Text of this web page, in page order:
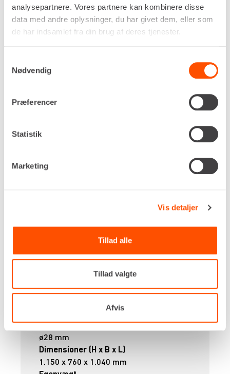
analysepartnere. Vores partnere kan kombinere disse
data med andre oplysninger, du har givet dem, eller som
de har indsamlet fra din brug af deres tjenester.
Nødvendig
Præferencer
Statistik
Marketing
Vis detaljer
Tillad alle
Tillad valgte
Afvis
Renta udlejer kun til erhverv. Gyldigt CVR-
nummer er påkrævet.
RØRVOGN
Rør dimension, maks.
ø28 mm
Dimensioner (H x B x L)
1.150 x 760 x 1.040 mm